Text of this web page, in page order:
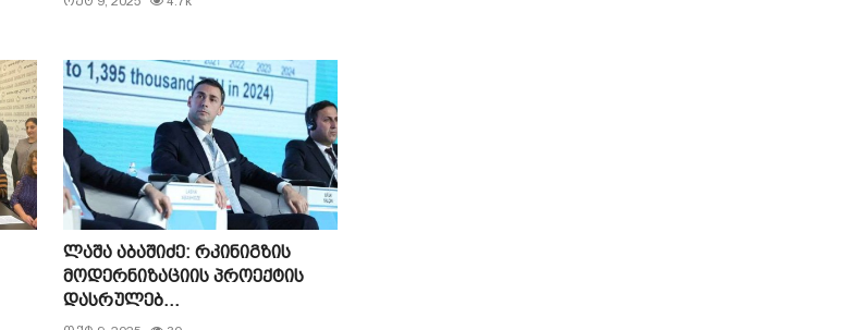
ლაშა აბაშიძე: რკინიგზის
მოდერნიზაციის პროექტის
დასრულებ...